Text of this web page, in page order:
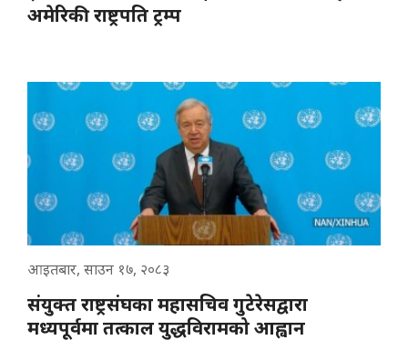
अमेरिकी राष्ट्रपति ट्रम्प
आइतबार, साउन १७, २०८३
संयुक्त राष्ट्रसंघका महासचिव गुटेरेसद्वारा
मध्यपूर्वमा तत्काल युद्धविरामको आह्वान